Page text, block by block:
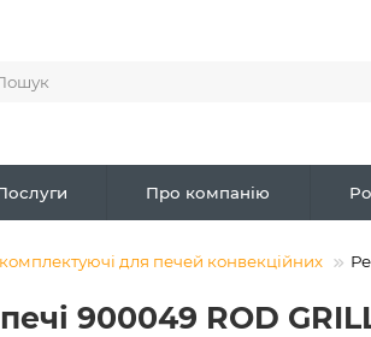
Про компанію
для печей конвекційних
900049 ROD